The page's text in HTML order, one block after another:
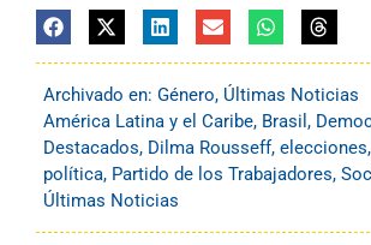
Archivado en: Género, Últimas Noticias
América Latina y el Caribe, Brasil ,
Destacados, Dilma Rousseff, elecciones,
política, Partido de los Trabajadores,
Últimas Noticias